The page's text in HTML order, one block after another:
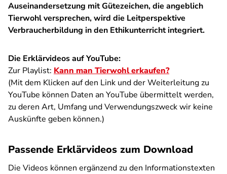
Auseinandersetzung mit Gütezeichen, die angeblich
Tierwohl versprechen, wird die Leitperspektive
Verbraucherbildung in den Ethikunterricht integriert.
Die Erklärvideos auf YouTube:
Zur Playlist: Kann man Tierwohl erkaufen?
(Mit dem Klicken auf den Link und der Weiterleitung zu
YouTube können Daten an YouTube übermittelt werden,
zu deren Art, Umfang und Verwendungszweck wir keine
Auskünfte geben können.)
Passende Erklärvideos zum Download
Die Videos können ergänzend zu den Informationstexten